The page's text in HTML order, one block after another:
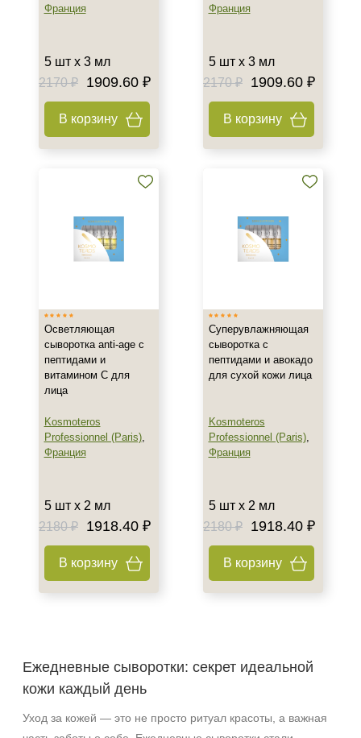
Вокруг глаз
Объём
ампула
фл
Аминокислоты
Время применения
Ежедневный
Биоревитализация
Биорепарация
Ампула
Флакон
Франция
5 шт х 3 мл
2170 ₽
1909.60 ₽
В корзину
Франция
5 шт х 3 мл
2170 ₽
1909.60 ₽
В корзину
Осветляющая
сыворотка anti-age с
пептидами и
витамином С для
лица
Kosmoteros
Professionnel (Paris),
Франция
5 шт х 2 мл
2180 ₽
1918.40 ₽
В корзину
Суперувлажняющая
сыворотка с
пептидами и авокадо
для сухой кожи лица
Kosmoteros
Professionnel (Paris),
Франция
5 шт х 2 мл
2180 ₽
1918.40 ₽
В корзину
Ежедневные сыворотки: секрет идеальной
кожи каждый день
Уход за кожей — это не просто ритуал красоты, а важная